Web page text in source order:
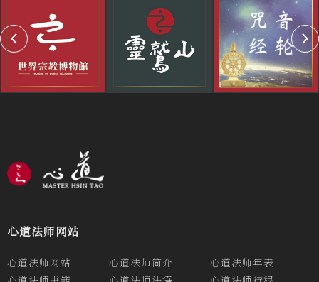
心道法师网站
心道法师网站 心道法师简介
心道法师年表